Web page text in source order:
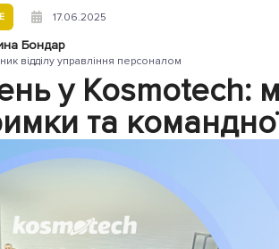
17.06.2025
Бондар
відділу управління персоналом
у Kosmotech:
та